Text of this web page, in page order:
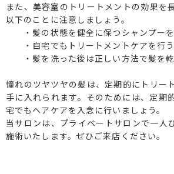
また、美容室のトリートメントの効果を
以下のことに注意しましょう。
・髪の状態を健全に保つシャンプーを
・自宅でもトリートメントケアを行う
・髪を洗った後は正しい方法で髪を乾
憧れのツヤツヤの髪は、定期的にトリー
手に入れられます。そのためには、定期
宅でもヘアケアを入念に行いましょう。
当サロンは、プライベートサロンで一人
施術いたします。ぜひご来店ください。